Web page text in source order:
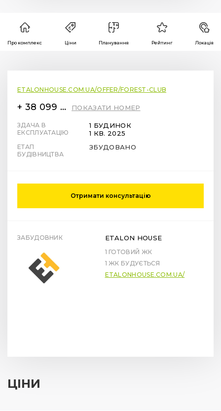
Про комплекс Ціни Планування Рейтинг Локація
ETALONHOUSE.COM.UA/OFFER/FOREST-CLUB
+ 38 099 78 78 287 ПОКАЗАТИ НОМЕР
ЗДАЧА В
ЕКСПЛУАТАЦІЮ
1 БУДИНОК
1 КВ. 2025
ЕТАП
БУДІВНИЦТВА
ЗБУДОВАНО
Отримати консультацію
ЗАБУДОВНИК ETALON HOUSE
1 ГОТОВИЙ ЖК
1 ЖК БУДУЄТЬСЯ
ETALONHOUSE.COM.UA/
ЦІНИ